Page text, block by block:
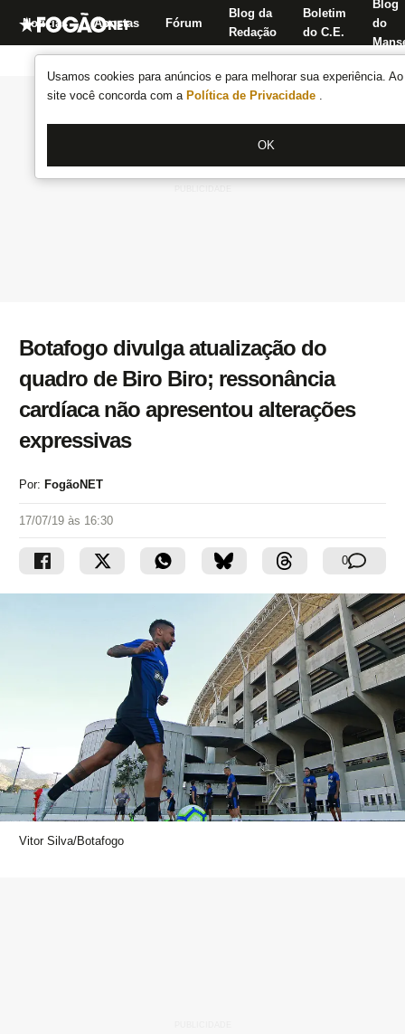
Usamos cookies para anúncios e para melhorar sua experiência.
site você concorda com a Política de Privacidade .
OK
Notícias Apostas Fórum
Blog da
Redação
Boletim
do C.E.
Blog
do
Botafogo divulga atualização do
quadro de Biro Biro; ressonância
cardíaca não apresentou alterações
expressivas
Por: FogãoNET
17/07/19 às 16:30
0
Vitor Silva/Botafogo